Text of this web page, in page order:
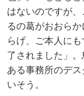
はないのですが
るの葛がおおら
らげ、ご本人に
了されました」。
ある事務所のデ
いそう。